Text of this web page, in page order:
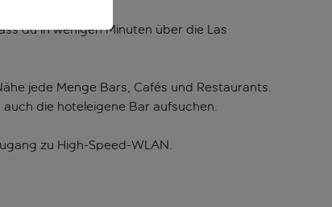
du in wenigen Minuten über die Las
jede Menge Bars, Cafés und Restaurants.
die hoteleigene Bar aufsuchen.
zu High-Speed-WLAN.